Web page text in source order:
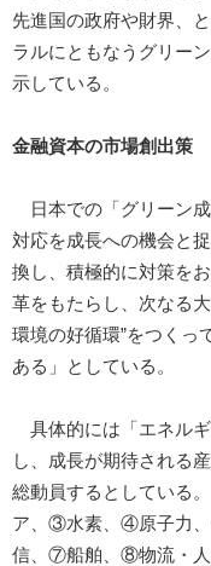
先進国の政府や財界、
ラルにともなうグリー
示している。
金融資本の市場創出策
日本での「グリーン
対応を成長への機会と
換し、積極的に対策を
革をもたらし、次なる
環境の好循環”をつくっ
ある」としている。
具体的には「エネル
し、成長が期待される
総動員するとしている
ア、③水素、④原子力
信、⑦船舶、⑧物流・